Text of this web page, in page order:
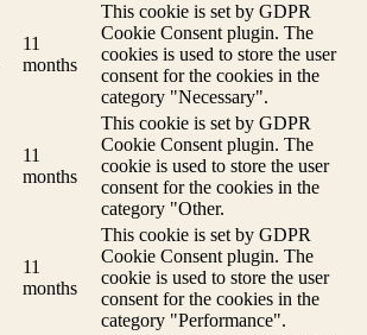
11
months
This cookie is set by GDPR
Cookie Consent plugin. The
cookies is used to store the user
consent for the cookies in the
category "Necessary".
11
months
This cookie is set by GDPR
Cookie Consent plugin. The
cookie is used to store the user
consent for the cookies in the
category "Other.
11
months
This cookie is set by GDPR
Cookie Consent plugin. The
cookie is used to store the user
consent for the cookies in the
category "Performance".